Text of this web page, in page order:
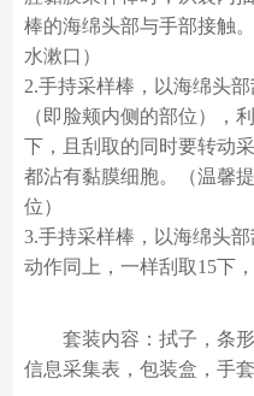
棒的海绵头部与手部接触
水漱口）
2.手持采样棒，以海绵头
（即脸颊内侧的部位），
下，且刮取的同时要转动
都沾有黏膜细胞。（温馨
位）
3.手持采样棒，以海绵头
动作同上，一样刮取15下
套装内容：拭子，条
信息采集表，包装盒，手